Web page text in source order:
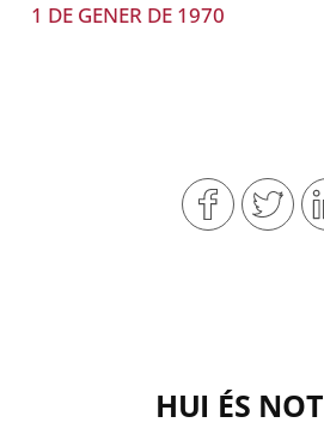
1 DE GENER DE 1970
HUI ÉS